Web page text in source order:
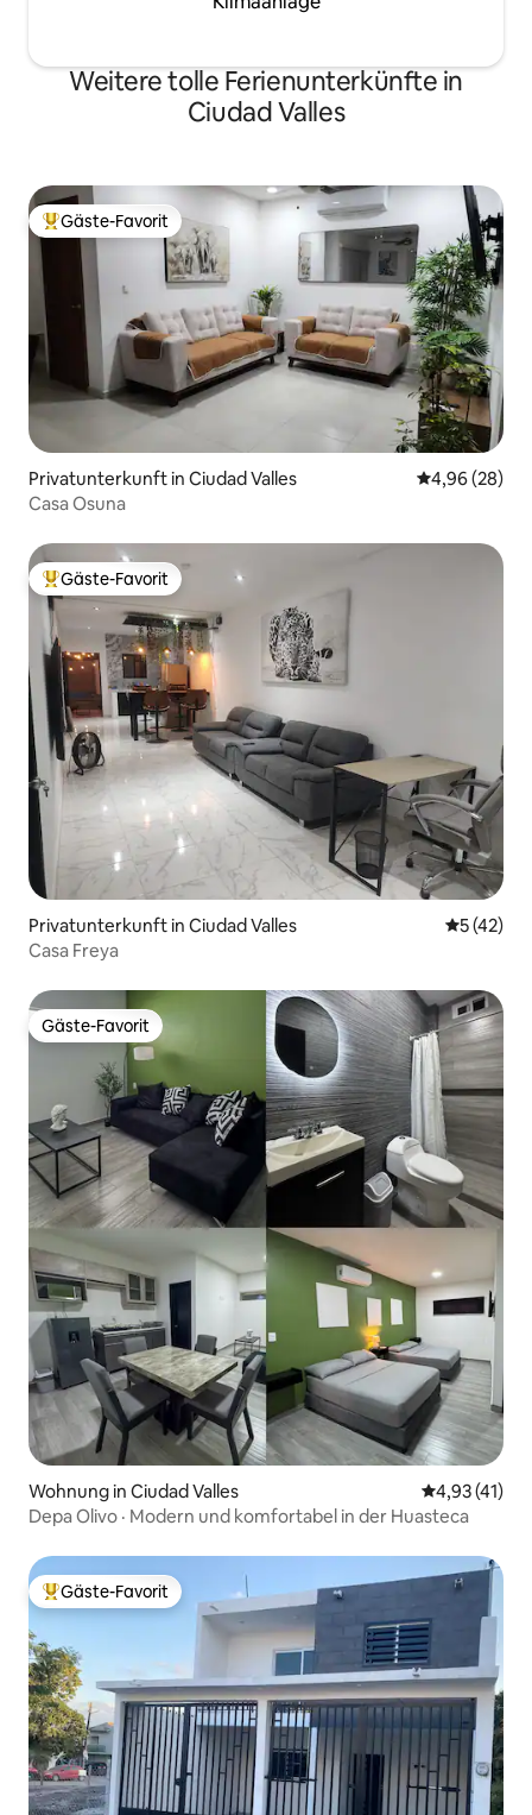
Weitere tolle Ferienunterkünfte in
Ciudad Valles
Beliebter Gäste-Favorit.
Gäste-Favorit
Privatunterkunft in Ciudad Valles
4,96 (28)
Casa Osuna
Beliebter Gäste-Favorit.
Gäste-Favorit
Privatunterkunft in Ciudad Valles
5 (42)
Casa Freya
Gäste-Favorit
Gäste-Favorit
Wohnung in Ciudad Valles
4,93 (41)
Depa Olivo · Modern und komfortabel in der Huasteca
Beliebter Gäste-Favorit.
Gäste-Favorit